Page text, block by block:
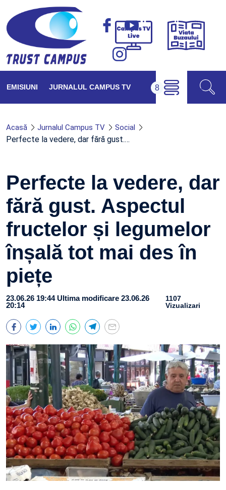
Campus
Viața
EMISIUNI JURNALUL CAMPUS TV
Acasă Jurnalul Campus TV Social
Perfecte la vedere, dar fără gust.…
Perfecte la vedere, dar
fără gust. Aspectul
fructelor și legumelor
înșală tot mai des în
piețe
23.06.26 19:44 Ultima modificare 23.06.26
20:14
1107
Vizualizari